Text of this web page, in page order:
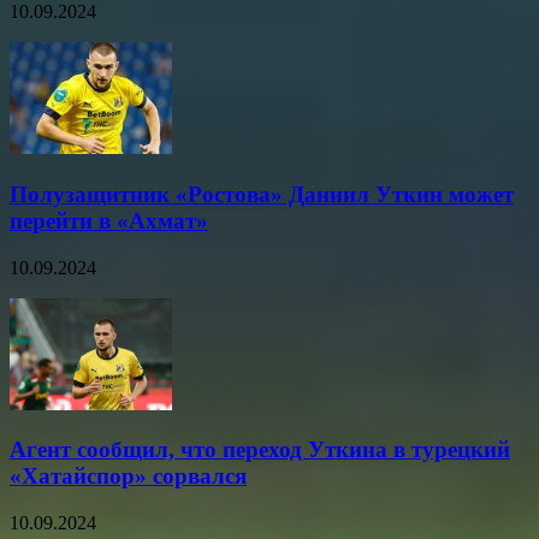
10.09.2024
Полузащитник «Ростова» Даниил Уткин может
перейти в «Ахмат»
10.09.2024
Агент сообщил, что переход Уткина в турецкий
«Хатайспор» сорвался
10.09.2024